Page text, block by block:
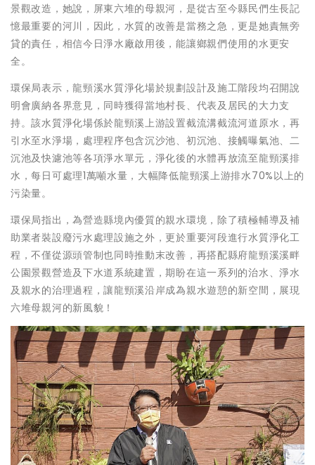
景觀改造，她說，屏東六堆的母親河，是從古至今縣民們生長記
憶最重要的河川，因此，水質的改善是當務之急，更是她責無旁
貸的責任，相信今日淨水廠啟用後，能讓鄉親們使用的水更安
全。
環保局表示，龍頸溪水質淨化場於規劃設計及施工階段均召開說
明會廣納各界意見，同時獲得當地村長、代表及居民的大力支
持。該水質淨化場係於龍頸溪上游設置截流溝截流河道原水，再
引水至水淨場，處理程序包含沉沙池、初沉池、接觸曝氣池、二
沉池及快濾池等各項淨水單元，淨化後的水體再放流至龍頸溪排
水，每日可處理1萬噸水量，大幅降低龍頸溪上游排水70%以上的
污染量。
環保局指出，為營造縣境內優質的親水環境，除了積極輔導及補
助業者裝設廢污水處理設施之外，更於重要河段進行水質淨化工
程，不僅從源頭管制也同時推動末改善，再搭配縣府龍頸溪溪畔
公園景觀營造及下水道系統建置，期盼在這一系列的治水、淨水
及親水的治理過程，讓龍頸溪沿岸成為親水遊憩的新空間，展現
六堆母親河的新風貌！